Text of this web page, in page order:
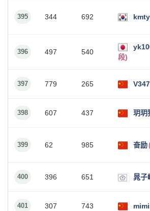
395 344 692
396 497 540
段)
397 779 265
398 607 437 玥玥
399 62 985 奋励
400 396 651 晁子
401 307 743